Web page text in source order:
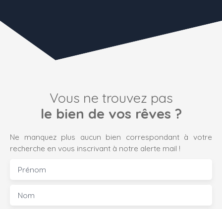
Vous ne trouvez pas
le bien de vos rêves ?
Ne manquez plus aucun bien correspondant à votre
recherche en vous inscrivant à notre alerte mail !
Prénom
Nom